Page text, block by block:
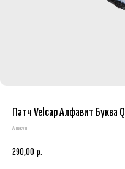
Патч Velcap Алфавит Буква Q
Артикул:
290,00 р.